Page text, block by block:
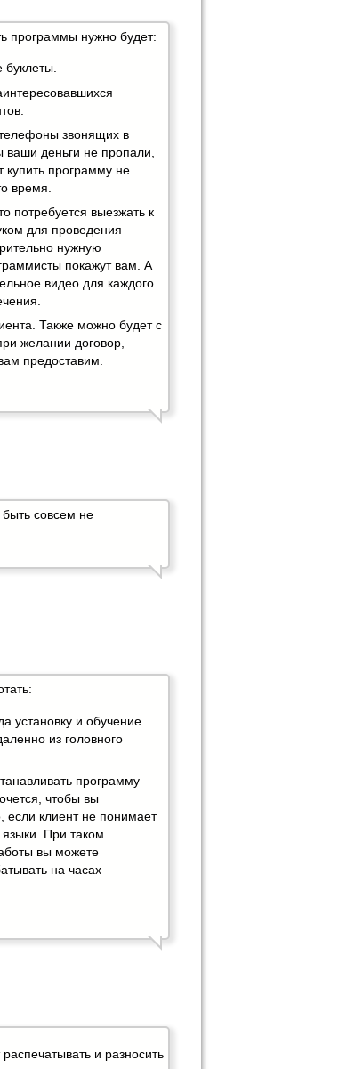
программы нужно будет:
буклеты.
звонящих в
ваши деньги не пропали,
купить программу не
время.
потребуется выезжать к
для проведения
нужную
покажут вам. А
видео для каждого
Также можно будет с
желании договор,
предоставим.
совсем не
установку и обучение
из головного
программу
чтобы вы
если клиент не понимает
языки. При таком
вы можете
на часах
и разносить